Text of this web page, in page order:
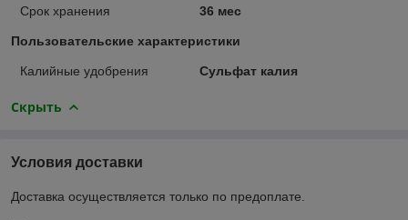
Срок хранения
36 мес
Пользовательские характеристики
Калийные удобрения Сульфат калия
Скрыть
Условия доставки
Доставка осуществляется только по предоплате.